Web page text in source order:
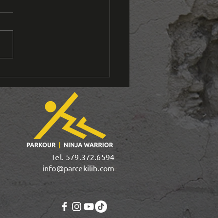
de Ninja
– 22-23
2025
Tel. 579.372.6594
info@parcekilib.com